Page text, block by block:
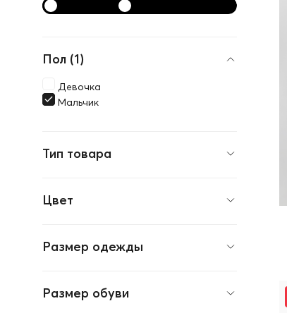
Пол (1)
Девочка
Мальчик
Тип товара
Цвет
Размер одежды
Размер обуви